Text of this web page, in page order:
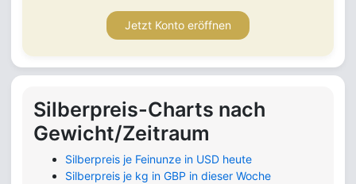
Jetzt Konto eröffnen
Silberpreis-Charts nach
Gewicht/Zeitraum
Silberpreis je Feinunze in USD heute
Silberpreis je kg in GBP in dieser Woche